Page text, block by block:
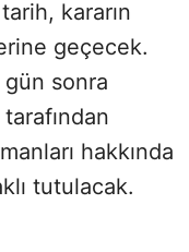
kararın
geçecek.
sonra
hakkında
tutulacak.